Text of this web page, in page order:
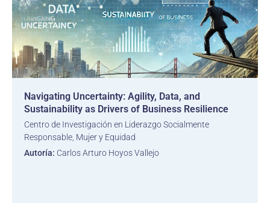
Navigating Uncertainty: Agility, Data, and
Sustainability as Drivers of Business Resilience
Centro de Investigación en Liderazgo Socialmente
Responsable, Mujer y Equidad
Autoría: Carlos Arturo Hoyos Vallejo